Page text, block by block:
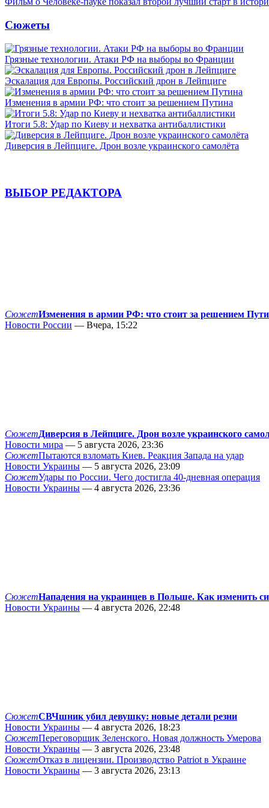
Сюжеты
Грязные технологии. Атаки РФ на выборы во Франции
Эскалация для Европы. Российский дрон в Лейпциге
Изменения в армии РФ: что стоит за решением Путина
Итоги 5.8: Удар по Киеву и нехватка антибаллистики
Диверсия в Лейпциге. Дрон возле украинского самолёта
ВЫБОР РЕДАКТОРА
СюжетИзменения в армии РФ: что стоит за решением
Новости России — Вчера, 15:22
СюжетДиверсия в Лейпциге. Дрон возле украинского
Новости мира — 5 августа 2026, 23:36
СюжетПытаются взломать Киев. Реакция Запада на удар
Новости Украины — 5 августа 2026, 23:09
СюжетУдары по России. Чего достигла 40-дневная операция
Новости Украины — 4 августа 2026, 23:36
СюжетНападения на украинцев в Польше. Как изменить
Новости Украины — 4 августа 2026, 22:48
СюжетСВЧшник убил девушку: новые детали резни
Новости Украины — 4 августа 2026, 18:23
СюжетПереговорщик Зеленского. Новая должность Умерова
Новости Украины — 3 августа 2026, 23:48
СюжетОтказ в лицензии. Производство Patriot в Украине
Новости Украины — 3 августа 2026, 23:13